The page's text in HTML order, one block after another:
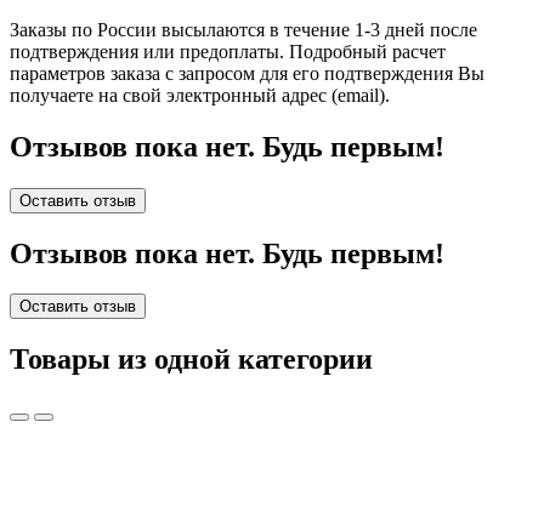
Заказы по России высылаются в течение 1-3 дней после
подтверждения или предоплаты. Подробный расчет
параметров заказа с запросом для его подтверждения Вы
получаете на свой электронный адрес (email).
Отзывов пока нет. Будь первым!
Оставить отзыв
Отзывов пока нет. Будь первым!
Оставить отзыв
Товары из одной категории